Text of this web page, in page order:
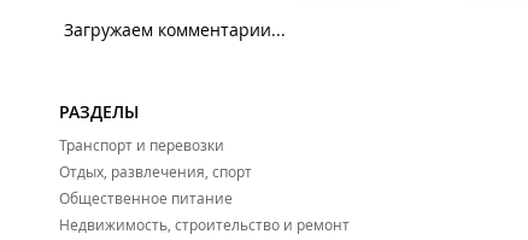
Загружаем комментарии...
РАЗДЕЛЫ
Транспорт и перевозки
Отдых, развлечения, спорт
Общественное питание
Недвижимость, строительство и ремонт